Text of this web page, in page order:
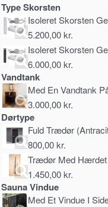
Type Skorsten
Isoleret Skorsten
5.200,00kr.
Isoleret Skorsten
6.000,00kr.
Vandtank
Med En Vandtank
3.000,00kr.
Dørtype
Fuld Trædør
800,00kr.
Trædør Med Hærdet
1.450,00kr.
Sauna Vindue
Med Et Vindue I